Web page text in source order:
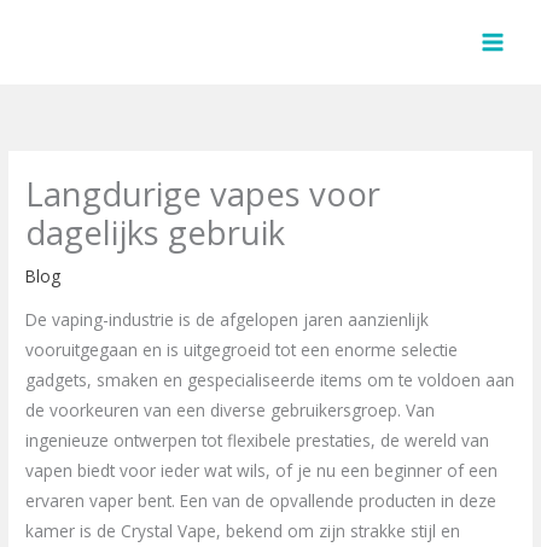
Langdurige vapes voor
dagelijks gebruik
Blog
De vaping-industrie is de afgelopen jaren aanzienlijk
vooruitgegaan en is uitgegroeid tot een enorme selectie
gadgets, smaken en gespecialiseerde items om te voldoen aan
de voorkeuren van een diverse gebruikersgroep. Van
ingenieuze ontwerpen tot flexibele prestaties, de wereld van
vapen biedt voor ieder wat wils, of je nu een beginner of een
ervaren vaper bent. Een van de opvallende producten in deze
kamer is de Crystal Vape, bekend om zijn strakke stijl en